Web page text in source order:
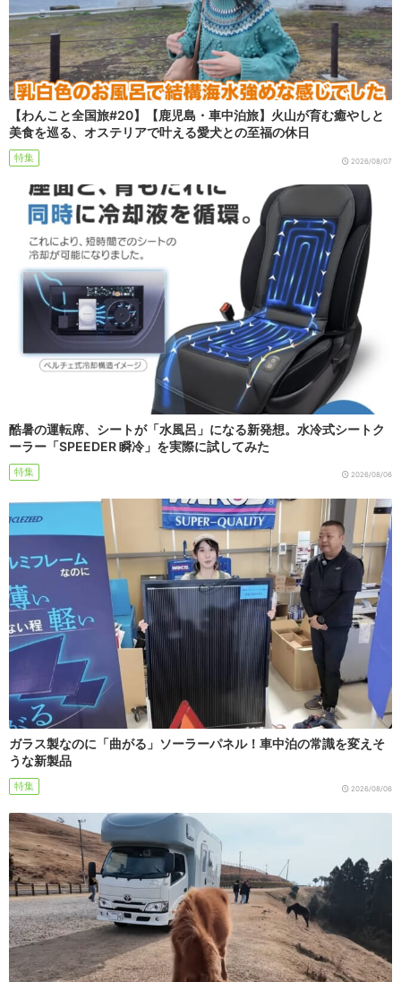
【わんこと全国旅#20】【鹿児島・車中泊旅】火山が育む癒やしと
美食を巡る、オステリアで叶える愛犬との至福の休日
特集 2026/08/07
酷暑の運転席、シートが「水風呂」になる新発想。水冷式シートク
ーラー「SPEEDER 瞬冷」を実際に試してみた
特集 2026/08/06
ガラス製なのに「曲がる」ソーラーパネル！車中泊の常識を変えそ
うな新製品
特集 2026/08/06